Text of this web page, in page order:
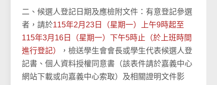
二、候選人登記日期及應檢附文件：有意登記參選
者，請於115年2月23日（星期一）上午9時起至
115年3月16日（星期一）下午5時止（於上班時間
進行登記）
，檢送學生會會長或學生代表候選人登
記書、個人資料授權同意書（該表件請於嘉義中心
網站下載或向嘉義中心索取）及相關證明文件影